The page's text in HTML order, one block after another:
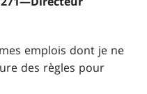
emplois dont je ne
des règles pour